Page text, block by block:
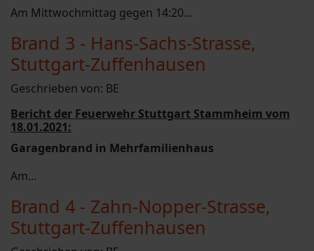
Am Mittwochmittag gegen 14:20...
Brand 3 - Hans-Sachs-Strasse,
Stuttgart-Zuffenhausen
Geschrieben von: BE
Bericht der Feuerwehr Stuttgart Stammheim vom
18.01.2021:
Garagenbrand in Mehrfamilienhaus
Am...
Brand 4 - Zahn-Nopper-Strasse,
Stuttgart-Zuffenhausen